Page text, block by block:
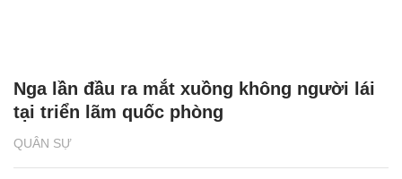
QUÂN SỰ
Nga lần đầu ra mắt xuồng không người lái
tại triển lãm quốc phòng